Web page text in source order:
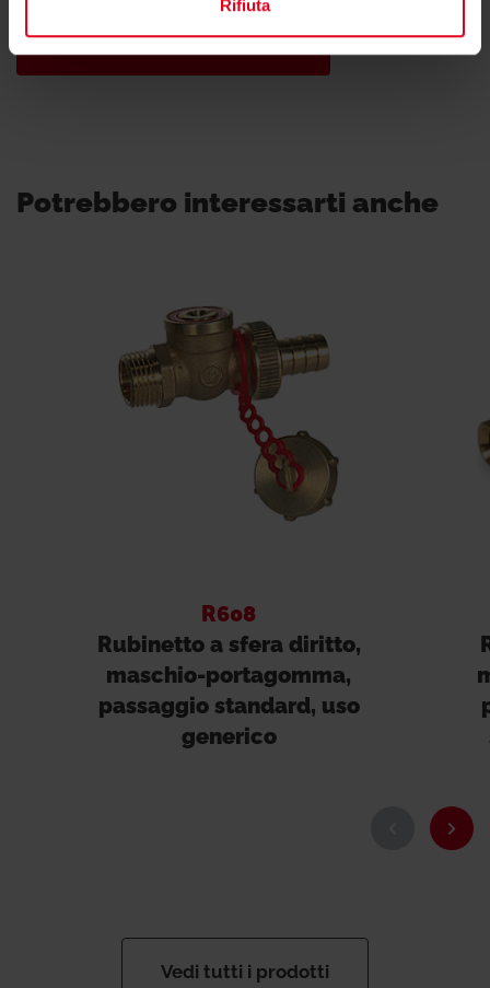
Rifiuta
Trova il consulente di zona
Potrebbero interessarti anche
R608
Rubinetto a sfera diritto,
maschio-portagomma,
passaggio standard, uso
generico
Vedi tutti i prodotti